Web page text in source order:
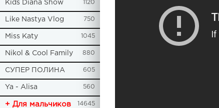
Kids Diana Show 1120
Like Nastya Vlog 750
Miss Katy 1045
Nikol & Cool Family 880
СУПЕР ПОЛИНА 605
Ya - Alisa 560
+ Для мальчиков 14645